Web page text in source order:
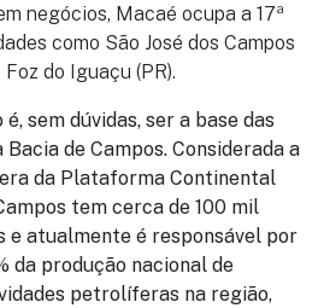
negócios, Macaé ocupa a 17ª
como São José dos Campos
do Iguaçu (PR).
sem dúvidas, ser a base das
de Campos. Considerada a
da Plataforma Continental
tem cerca de 100 mil
e atualmente é responsável por
da produção nacional de
petrolíferas na região,